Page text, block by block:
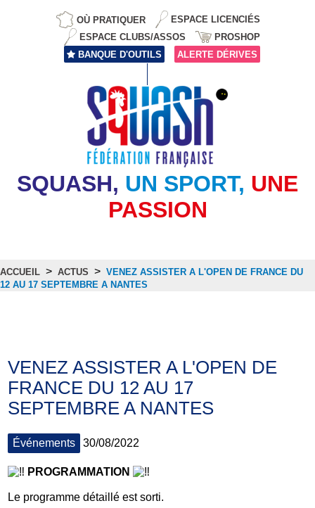
OÙ PRATIQUER
ESPACE LICENCIÉS
ESPACE CLUBS/ASSOS
PROSHOP
BANQUE D'OUTILS
ALERTE DÉRIVES
SQUASH, UN SPORT, UNE
PASSION
ACCUEIL > ACTUS > VENEZ ASSISTER A L'OPEN DE FRANCE DU
12 AU 17 SEPTEMBRE A NANTES
VENEZ ASSISTER A L'OPEN DE
FRANCE DU 12 AU 17
SEPTEMBRE A NANTES
Événements 30/08/2022
PROGRAMMATION
Le programme détaillé est sorti.